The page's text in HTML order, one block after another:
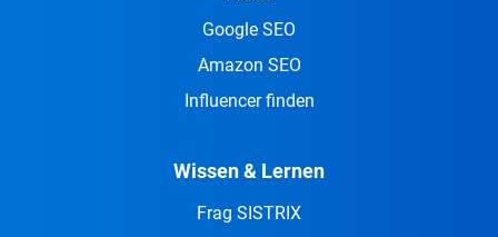
Google SEO
Amazon SEO
Influencer finden
Wissen & Lernen
Frag SISTRIX